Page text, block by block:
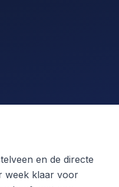
en de directe
week klaar voor